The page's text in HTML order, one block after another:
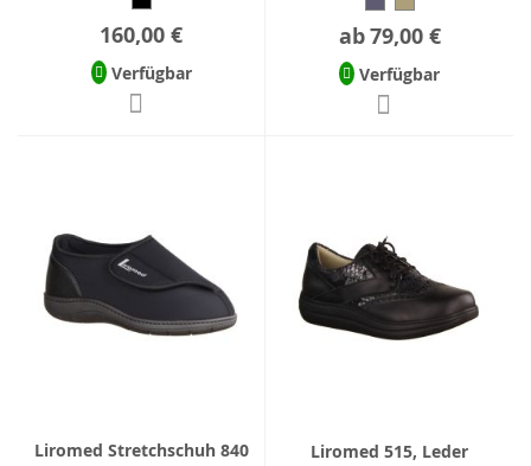
160,00 €
Verfügbar
ab79,00 €
Verfügbar
Liromed Stretchschuh 840
Liromed 515, Leder